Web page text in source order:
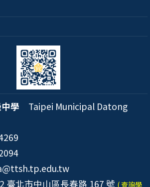
學 Taipei Municipal Datong
臺北市中山區長春路 167 號 ( 查詢學